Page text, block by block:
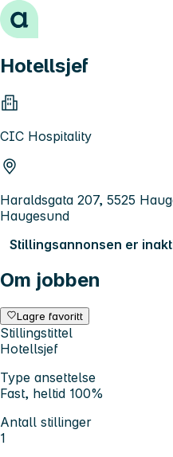
Hopp til innhold
Hotellsjef
CIC Hospitality
Haraldsgata 207, 5525
Haugesund
Stillingsannonsen er
Om jobben
Lagre favoritt
Stillingstittel
Hotellsjef
Type ansettelse
Fast, heltid 100%
Antall stillinger
1